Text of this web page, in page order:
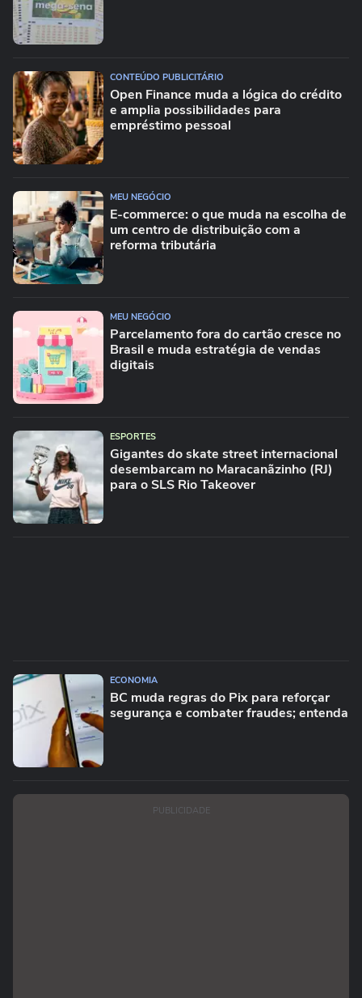
CONTEÚDO PUBLICITÁRIO
Open Finance muda a lógica do crédito
e amplia possibilidades para
empréstimo pessoal
MEU NEGÓCIO
E-commerce: o que muda na escolha de
um centro de distribuição com a
reforma tributária
MEU NEGÓCIO
Parcelamento fora do cartão cresce no
Brasil e muda estratégia de vendas
digitais
ESPORTES
Gigantes do skate street internacional
desembarcam no Maracanãzinho (RJ)
para o SLS Rio Takeover
ECONOMIA
BC muda regras do Pix para reforçar
segurança e combater fraudes; entenda
PUBLICIDADE